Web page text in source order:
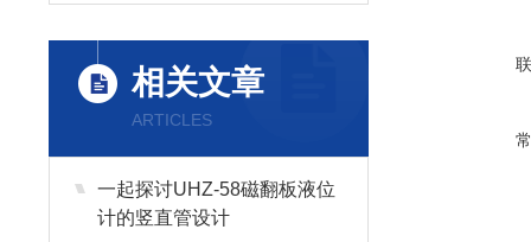
相关文章
ARTICLES
一起探讨UHZ-58磁翻板液位
计的竖直管设计